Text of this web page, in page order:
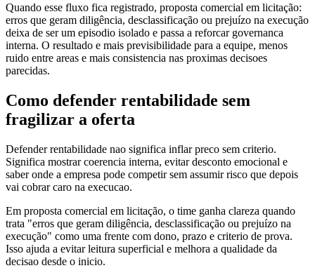
Quando esse fluxo fica registrado, proposta comercial em licitação:
erros que geram diligência, desclassificação ou prejuízo na execução
deixa de ser um episodio isolado e passa a reforcar governanca
interna. O resultado e mais previsibilidade para a equipe, menos
ruido entre areas e mais consistencia nas proximas decisoes
parecidas.
Como defender rentabilidade sem
fragilizar a oferta
Defender rentabilidade nao significa inflar preco sem criterio.
Significa mostrar coerencia interna, evitar desconto emocional e
saber onde a empresa pode competir sem assumir risco que depois
vai cobrar caro na execucao.
Em proposta comercial em licitação, o time ganha clareza quando
trata "erros que geram diligência, desclassificação ou prejuízo na
execução" como uma frente com dono, prazo e criterio de prova.
Isso ajuda a evitar leitura superficial e melhora a qualidade da
decisao desde o inicio.